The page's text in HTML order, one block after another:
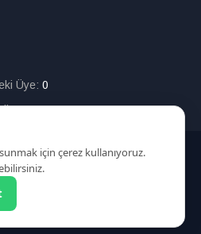
Üye: 0
Üye:226
© 2025
POLİTİKASI
için çerez kullanıyoruz.